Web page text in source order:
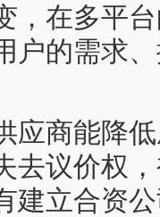
，在多平
户的需求
商能降低
去议价权
建立合资